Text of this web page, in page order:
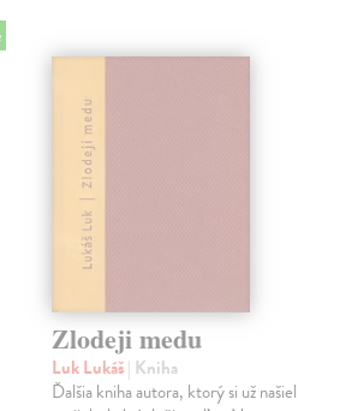
Zlodeji medu
Luk Lukáš| Kniha
Ďalšia kniha autora, ktorý si už našiel